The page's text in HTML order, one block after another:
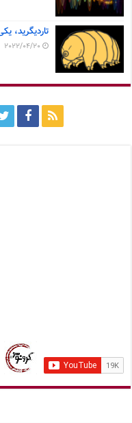
تاردیگرید،
2022/04/20